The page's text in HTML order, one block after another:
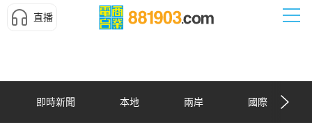
直播
即時新聞 本地 兩岸 國際